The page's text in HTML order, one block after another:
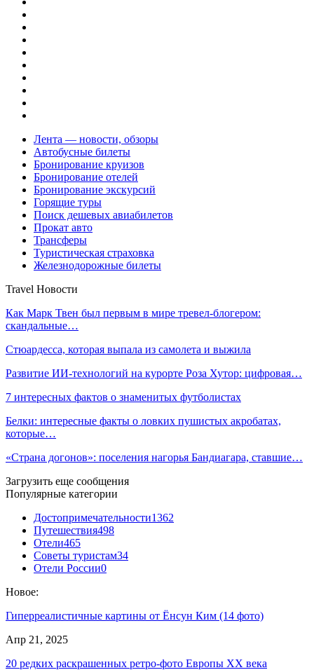
Лента — новости, обзоры
Автобусные билеты
Бронирование круизов
Бронирование отелей
Бронирование экскурсий
Горящие туры
Поиск дешевых авиабилетов
Прокат авто
Трансферы
Туристическая страховка
Железнодорожные билеты
Travel Новости
Как Марк Твен был первым в мире тревел-блогером:
скандальные…
Стюардесса, которая выпала из самолета и выжила
Развитие ИИ-технологий на курорте Роза Хутор: цифровая…
7 интересных фактов о знаменитых футболистах
Белки: интересные факты о ловких пушистых акробатах,
которые…
«Страна догонов»: поселения нагорья Бандиагара, ставшие…
Загрузить еще сообщения
Популярные категории
Достопримечательности1362
Путешествия498
Отели465
Советы туристам34
Отели России0
Новое:
Гиперреалистичные картины от Ёнсун Ким (14 фото)
Апр 21, 2025
20 редких раскрашенных ретро-фото Европы XX века